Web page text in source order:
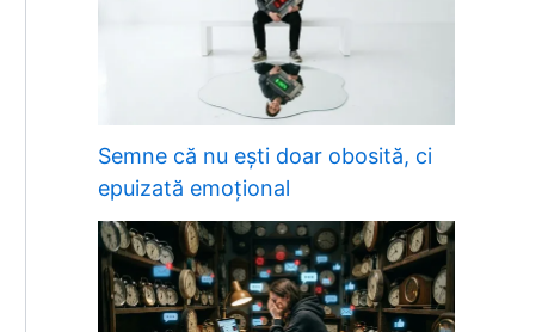
Semne că nu ești doar obosită, ci
epuizată emoțional